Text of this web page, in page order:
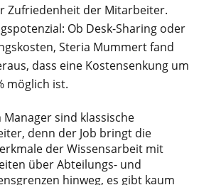
Zufriedenheit der Mitarbeiter.
Ob Desk-Sharing oder
Steria Mummert fand
dass eine Kostensenkung um
möglich ist.
Manager sind klassische
denn der Job bringt die
der Wissensarbeit mit
über Abteilungs- und
hinweg, es gibt kaum